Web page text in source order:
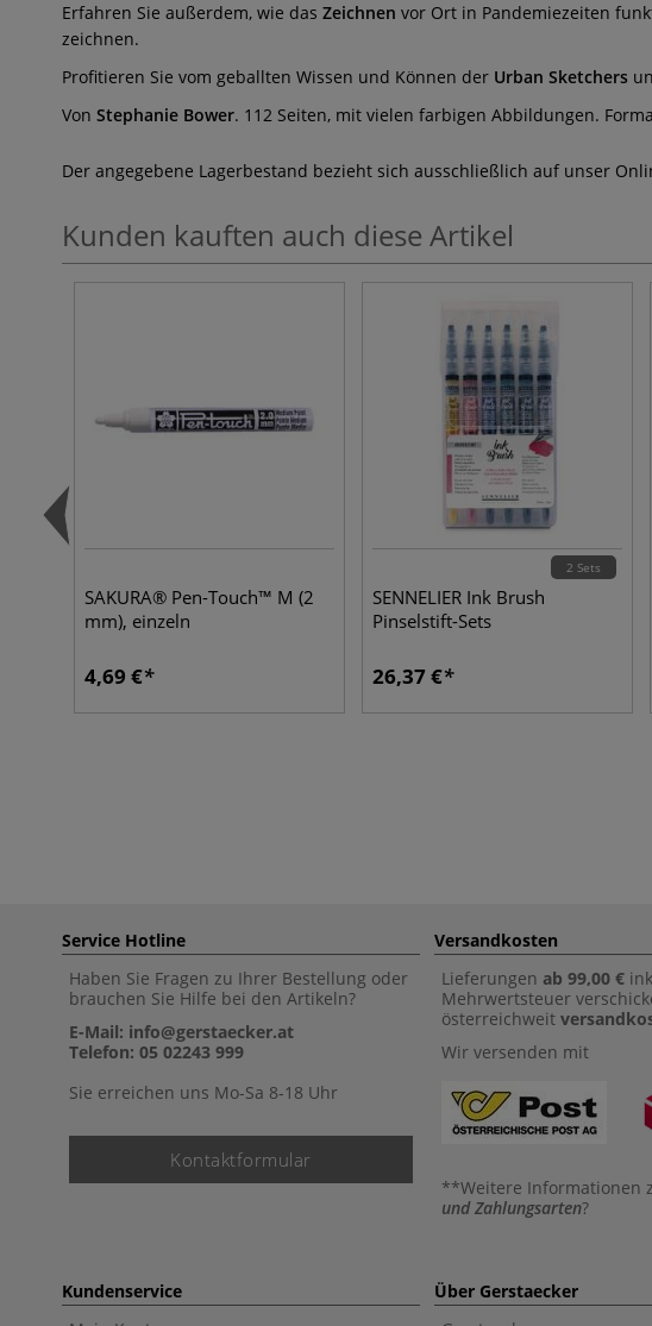
Erfahren Sie außerdem, wie das Zeichnen vor Ort in Pandemiezeiten
zeichnen.
Profitieren Sie vom geballten Wissen und Können der Urban Sketchers
Von Stephanie Bower. 112 Seiten, mit vielen farbigen Abbildungen.
Der angegebene Lagerbestand bezieht sich ausschließlich auf unser
Kunden kauften auch diese Artikel
SAKURA® Pen-Touch™ M (2
mm), einzeln
4,69 €
2 Sets
SENNELIER Ink Brush
Pinselstift-Sets
26,37 €
Service Hotline
Haben Sie Fragen zu Ihrer Bestellung oder
brauchen Sie Hilfe bei den Artikeln?
E-Mail: info@gerstaecker.at
Telefon: 05 02243 999
Sie erreichen uns Mo-Sa 8-18 Uhr
Kontaktformular
Versandkosten
Lieferungen ab 99,00 €
Mehrwertsteuer
österreichweit
Wir versenden mit
**Weitere Informationen
und Zahlungsarten?
Kundenservice
Über Gerstaecker